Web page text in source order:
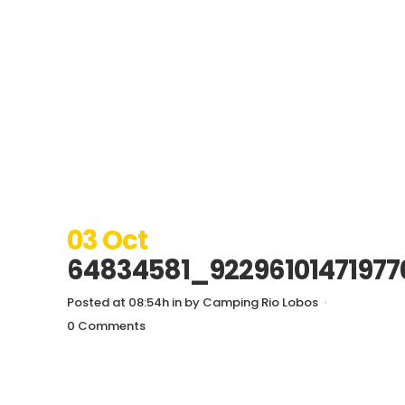
03 Oct
Posted at 08:54h in by Camping Rio Lobos
0 Comments